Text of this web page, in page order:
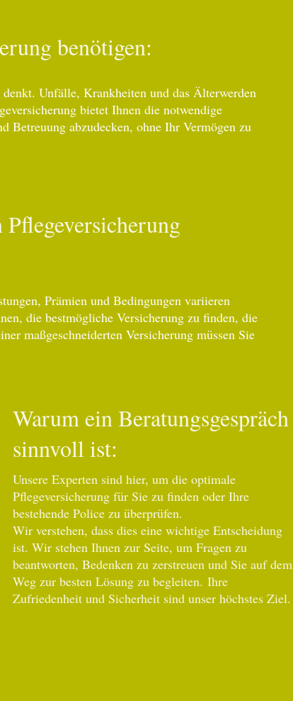
benötigen:
Unfälle, Krankheiten und das Älterwerden
bietet Ihnen die notwendige
Betreuung abzudecken, ohne Ihr Vermögen zu
Prämien und Bedingungen variieren
die bestmögliche Versicherung zu finden, die
maßgeschneiderten Versicherung müssen Sie
Warum ein Beratungsgespräch
sinnvoll ist:
Unsere Experten sind hier, um die optimale
Pflegeversicherung für Sie zu finden oder Ihre
bestehende Police zu überprüfen.
Wir verstehen, dass dies eine wichtige Entscheidung
ist. Wir stehen Ihnen zur Seite, um Fragen zu
beantworten, Bedenken zu zerstreuen und Sie auf dem
Weg zur besten Lösung zu begleiten. Ihre
Zufriedenheit und Sicherheit sind unser höchstes Ziel.